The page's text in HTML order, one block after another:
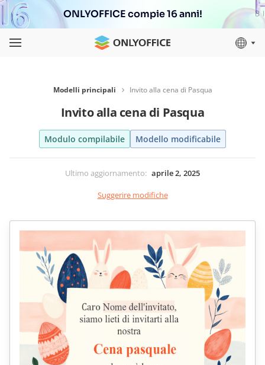
ONLYOFFICE compie 16 anni!
Modelli principali Invito alla cena di Pasqua
Invito alla cena di Pasqua
Modulo compilabile Modello modificabile
Ultimo aggiornamento: aprile 2, 2025
Suggerire modifiche